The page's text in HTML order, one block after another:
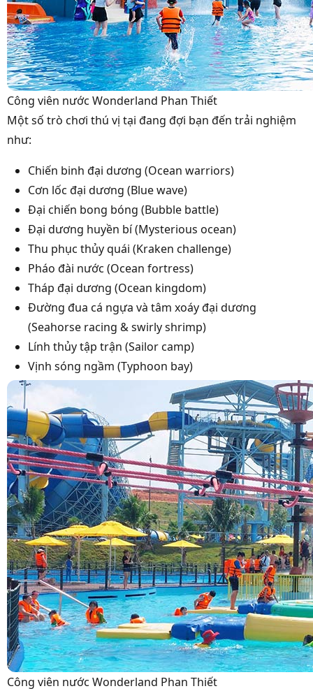
Công viên nước Wonderland Phan Thiết
Một số trò chơi thú vị tại đang đợi bạn đến trải nghiệm
như:
Chiến binh đại dương (Ocean warriors)
Cơn lốc đại dương (Blue wave)
Đại chiến bong bóng (Bubble battle)
Đại dương huyền bí (Mysterious ocean)
Thu phục thủy quái (Kraken challenge)
Pháo đài nước (Ocean fortress)
Tháp đại dương (Ocean kingdom)
Đường đua cá ngựa và tâm xoáy đại dương
(Seahorse racing & swirly shrimp)
Lính thủy tập trận (Sailor camp)
Vịnh sóng ngầm (Typhoon bay)
Công viên nước Wonderland Phan Thiết